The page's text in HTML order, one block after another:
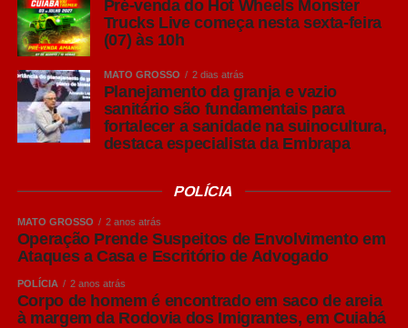
A verdadeira Pilsen (em português, Pils em alemão) tem
Reconhecida pela alta lupulagem, que lhe confere um
amargor acentuado, a cerveja pilsen ganhou notoriedade
por ser, à época, uma cerveja clara.
Embora “Puro Malte” não seja um estilo de cerveja, mas
uma classificação relacionada aos ingredientes utilizados
na produção, o termo se tornou bastante conhecido entre
os consumidores brasileiros.
Produzidas exclusivamente com malte de cevada, água,
lúpulo e levedura, as cervejas Puro Malte costumam
Pré-venda do Hot Wheels Monster
Trucks Live começa nesta sexta-feira
(07) às 10h
MATO GROSSO 2 dias atrás
Planejamento da granja e vazio
sanitário são fundamentais para
fortalecer a sanidade na suinocultura,
destaca especialista da Embrapa
POLÍCIA
MATO GROSSO 2 anos atrás
Operação Prende Suspeitos de Envolvimento em
Ataques a Casa e Escritório de Advogado
POLÍCIA 2 anos atrás
Corpo de homem é encontrado em saco de areia
à margem da Rodovia dos Imigrantes, em Cuiabá